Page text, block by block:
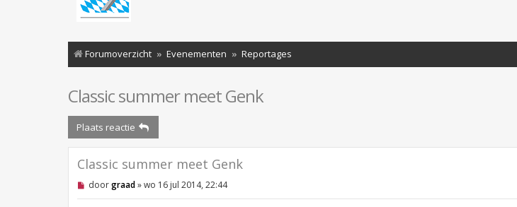
Forumoverzicht Evenementen Reportages
Classic summer meet Genk
Plaats reactie
Classic summer meet Genk
O
doorgraad»wo 16 jul 2014, 22:44